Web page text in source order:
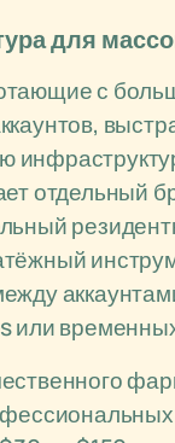
для
с
отдельный
или